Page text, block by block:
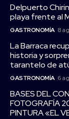
Delpuerto
playa frente al
GASTRONOMÍA 8
La Barraca
historia y
tarantelo de
GASTRONOMÍA 6
BASES DEL
FOTOGRAFÍA
PINTURA «EL